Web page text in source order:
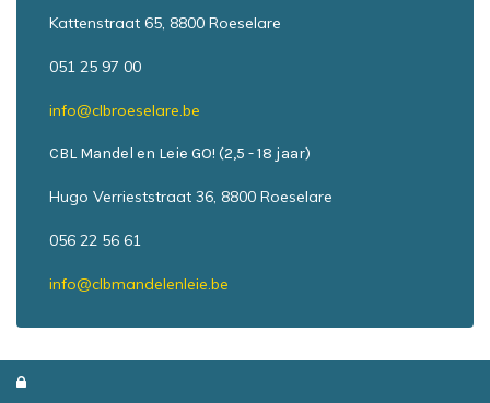
Kattenstraat 65, 8800 Roeselare
051 25 97 00
info@clbroeselare.be
CBL Mandel en Leie GO! (2,5 - 18 jaar)
Hugo Verrieststraat 36, 8800 Roeselare
056 22 56 61
info@clbmandelenleie.be
